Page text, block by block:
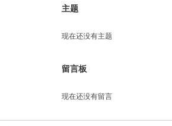
主题
现在还没有主题
留言板
现在还没有留言